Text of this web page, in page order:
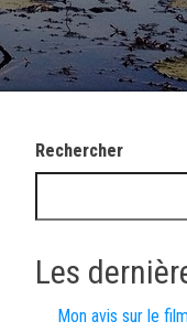
Rechercher
Les
Mon avis sur le